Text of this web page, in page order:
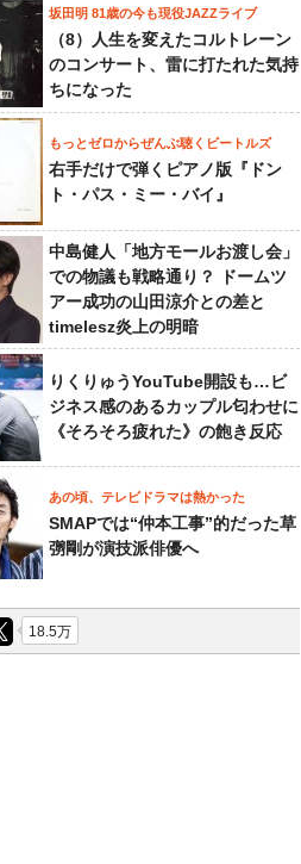
坂田明 81歳の今も現役JAZZライブ
（8）人生を変えたコルトレーン
のコンサート、雷に打たれた気持
ちになった
もっとゼロからぜんぶ聴くビートルズ
右手だけで弾くピアノ版『ドン
ト・パス・ミー・バイ』
中島健人「地方モールお渡し会」
での物議も戦略通り？ ドームツ
アー成功の山田涼介との差と
timelesz炎上の明暗
りくりゅうYouTube開設も…ビ
ジネス感のあるカップル匂わせに
《そろそろ疲れた》の飽き反応
あの頃、テレビドラマは熱かった
SMAPでは“仲本工事”的だった草
彅剛が演技派俳優へ
18.5万